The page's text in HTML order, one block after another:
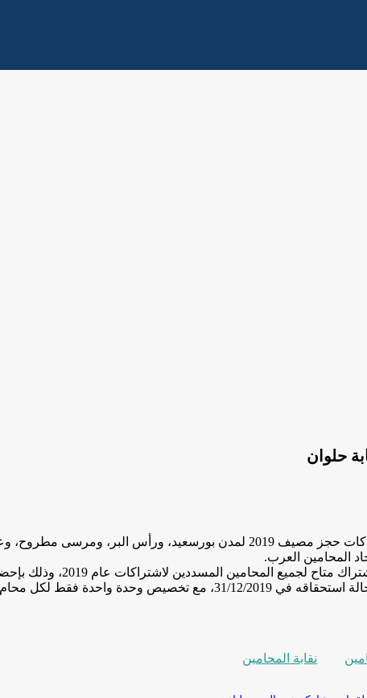
بدأت نقابة محامي حلوان، أمس، في تلقى اشتراكات حجز مصيف 2019
المحامين العرب.
نقابة المحامين